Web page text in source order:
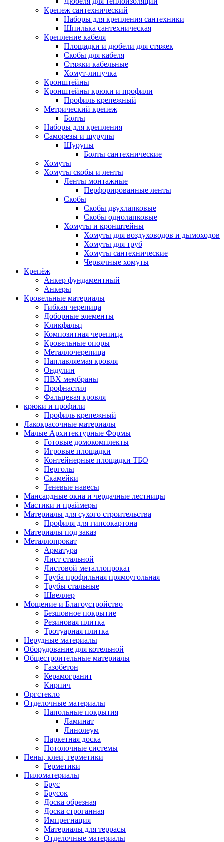
Крепеж сантехнический
Наборы для крепления сантехники
Шпилька сантехническая
Крепление кабеля
Площадки и дюбели для стяжек
Скобы для кабеля
Стяжки кабельные
Хомут-липучка
Кронштейны
Кронштейны крюки и профили
Профиль крепежный
Метрический крепеж
Болты
Наборы для крепления
Саморезы и шурупы
Шурупы
Болты сантехнические
Хомуты
Хомуты скобы и ленты
Ленты монтажные
Перфорированные ленты
Скобы
Скобы двухлапковые
Скобы однолапковые
Хомуты и кронштейны
Хомуты для воздуховодов и дымоходов
Хомуты для труб
Хомуты сантехнические
Червячные хомуты
Крепёж
Анкер фундаментный
Анкеры
Кровельные материалы
Гибкая черепица
Доборные элементы
Кликфальц
Композитная черепица
Кровельные опоры
Металлочерепица
Наплавляемая кровля
Ондулин
ПВХ мембраны
Профнастил
Фальцевая кровля
крюки и профили
Профиль крепежный
Лакокрасочные материалы
Малые Архитектурные Формы
Готовые домокомплекты
Игровые площадки
Контейнерные площадки ТБО
Перголы
Скамейки
Теневые навесы
Мансардные окна и чердачные лестницы
Мастики и праймеры
Материалы для сухого строительства
Профиля для гипсокартона
Материалы под заказ
Металлопрокат
Арматура
Лист стальной
Листовой металлопрокат
Труба профильная прямоугольная
Трубы стальные
Швеллер
Мощение и Благоустройство
Безшовное покрытие
Резиновая плитка
Тротуарная плитка
Нерудные материалы
Оборудование для котельной
Общестроительные материалы
Газобетон
Керамогранит
Кирпич
Оргстекло
Отделочные материалы
Напольные покрытия
Ламинат
Линолеум
Паркетная доска
Потолочные системы
Пены, клеи, герметики
Герметики
Пиломатериалы
Брус
Брусок
Доска обрезная
Доска строганная
Импрегнация
Материалы для террасы
Отделочные материалы